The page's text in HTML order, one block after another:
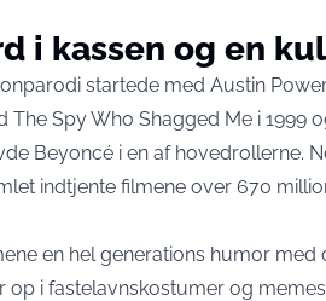
i kassen og en
startede med Austin
The Spy Who Shagged Me i 1999
Beyoncé i en af hovedrollerne.
indtjente filmene over 670
en hel generations humor
op i fastelavnskostumer og